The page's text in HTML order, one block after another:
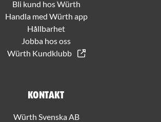
Bli kund hos Würth
Handla med Würth app
Hållbarhet
Jobba hos oss
Würth Kundklubb
Kontakt
Würth Svenska AB